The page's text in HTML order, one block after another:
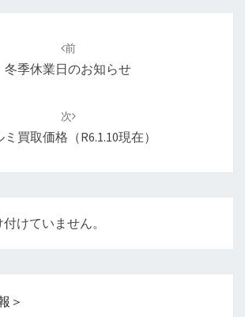
前
冬季休業日のお知らせ
次
ミ買取価格（R6.1.10現在）
けていません。
＞